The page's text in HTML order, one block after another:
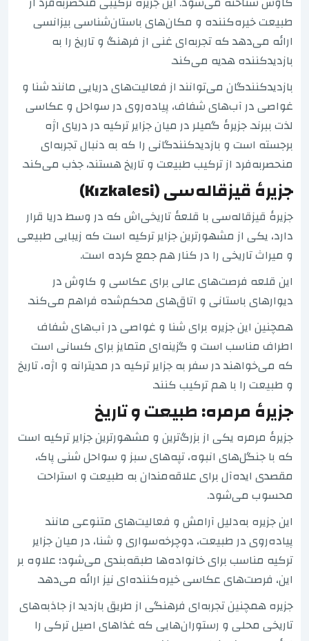
طبیعت خیره‌کننده و مکان‌های باستان‌شناسی بیزانسی
ارائه می‌دهد که تجربه‌ای غنی از فرهنگ و تاریخ را به
بازدیدکننده هدیه می‌کند.
بازدیدکنندگان می‌توانند از فعالیت‌های دریایی مانند شنا و
غواصی در آب‌های شفاف، پیاده‌روی در سواحل و عکاسی
لذت ببرند. جزیرهٔ گمیلر در میان جزایر ترکیه در دریای اژه
برجسته است و بازدیدکنندگانی را که به دنبال تجربه‌ای
منحصربه‌فرد از ترکیب طبیعت و تاریخ هستند، جذب می‌کند.
جزیرهٔ قیزقاله‌سی (Kızkalesi)
جزیرهٔ قیزقاله‌سی با قلعهٔ تاریخی‌اش که در وسط دریا قرار
دارد، یکی از مشهورترین جزایر ترکیه است که زیبایی طبیعی
و میراث تاریخی را در کنار هم جمع کرده است.
این قلعه فرصت‌های عالی برای عکاسی و کاوش در
دیوارهای باستانی و اتاق‌های محکم‌شده فراهم می‌کند.
همچنین این جزیره برای شنا و غواصی در آب‌های شفاف
اطراف مناسب است و گزینه‌ای متمایز برای کسانی است
که می‌خواهند در سفر به جزایر ترکیه در مدیترانه و اژه، تاریخ
و طبیعت را با هم ترکیب کنند.
جزیرهٔ مرمره: طبیعت و تاریخ
جزیرهٔ مرمره یکی از بزرگ‌ترین و مشهورترین جزایر ترکیه است
که با جنگل‌های انبوه، تپه‌های سبز و سواحل شنی پاک،
مقصدی ایده‌آل برای علاقه‌مندان به طبیعت و استراحت
محسوب می‌شود.
این جزیره به‌دلیل آرامش و فعالیت‌های متنوعی مانند
پیاده‌روی در طبیعت، دوچرخه‌سواری و شنا، در میان جزایر
ترکیه مناسب برای خانواده‌ها طبقه‌بندی می‌شود؛ علاوه بر
این، فرصت‌های عکاسی خیره‌کننده‌ای نیز ارائه می‌دهد.
جزیره همچنین تجربه‌ای فرهنگی از طریق بازدید از جاذبه‌های
تاریخی محلی و رستوران‌هایی که غذاهای اصیل ترکی را